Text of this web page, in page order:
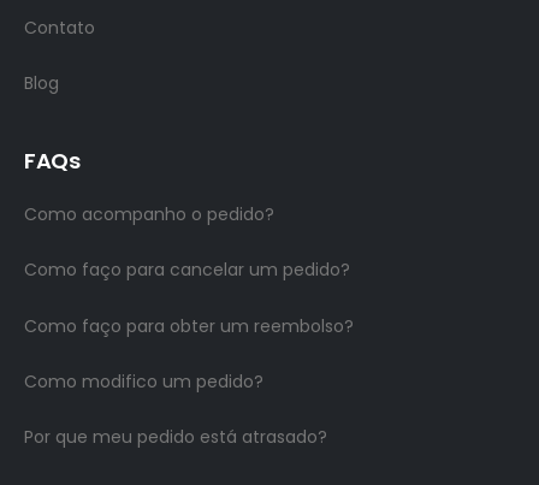
Contato
Blog
FAQs
Como acompanho o pedido?
Como faço para cancelar um pedido?
Como faço para obter um reembolso?
Como modifico um pedido?
Por que meu pedido está atrasado?